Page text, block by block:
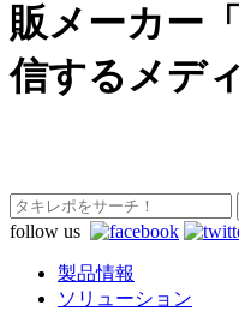
販メーカー
信するメデ
follow us
製品情報
ソリューション